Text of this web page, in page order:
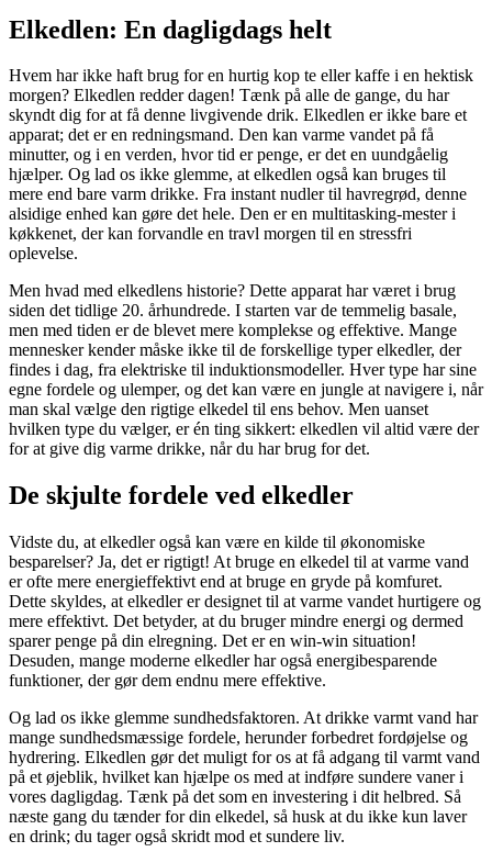
Elkedlen: En dagligdags helt
Hvem har ikke haft brug for en hurtig kop te eller kaffe i en hektisk
morgen? Elkedlen redder dagen! Tænk på alle de gange, du har
skyndt dig for at få denne livgivende drik. Elkedlen er ikke bare et
apparat; det er en redningsmand. Den kan varme vandet på få
minutter, og i en verden, hvor tid er penge, er det en uundgåelig
hjælper. Og lad os ikke glemme, at elkedlen også kan bruges til
mere end bare varm drikke. Fra instant nudler til havregrød, denne
alsidige enhed kan gøre det hele. Den er en multitasking-mester i
køkkenet, der kan forvandle en travl morgen til en stressfri
oplevelse.
Men hvad med elkedlens historie? Dette apparat har været i brug
siden det tidlige 20. århundrede. I starten var de temmelig basale,
men med tiden er de blevet mere komplekse og effektive. Mange
mennesker kender måske ikke til de forskellige typer elkedler, der
findes i dag, fra elektriske til induktionsmodeller. Hver type har sine
egne fordele og ulemper, og det kan være en jungle at navigere i, når
man skal vælge den rigtige elkedel til ens behov. Men uanset
hvilken type du vælger, er én ting sikkert: elkedlen vil altid være der
for at give dig varme drikke, når du har brug for det.
De skjulte fordele ved elkedler
Vidste du, at elkedler også kan være en kilde til økonomiske
besparelser? Ja, det er rigtigt! At bruge en elkedel til at varme vand
er ofte mere energieffektivt end at bruge en gryde på komfuret.
Dette skyldes, at elkedler er designet til at varme vandet hurtigere og
mere effektivt. Det betyder, at du bruger mindre energi og dermed
sparer penge på din elregning. Det er en win-win situation!
Desuden, mange moderne elkedler har også energibesparende
funktioner, der gør dem endnu mere effektive.
Og lad os ikke glemme sundhedsfaktoren. At drikke varmt vand har
mange sundhedsmæssige fordele, herunder forbedret fordøjelse og
hydrering. Elkedlen gør det muligt for os at få adgang til varmt vand
på et øjeblik, hvilket kan hjælpe os med at indføre sundere vaner i
vores dagligdag. Tænk på det som en investering i dit helbred. Så
næste gang du tænder for din elkedel, så husk at du ikke kun laver
en drink; du tager også skridt mod et sundere liv.